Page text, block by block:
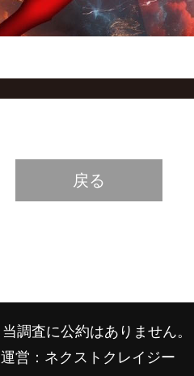
戻る
当調査に公約はありません。
運営：ネクストクレイジー